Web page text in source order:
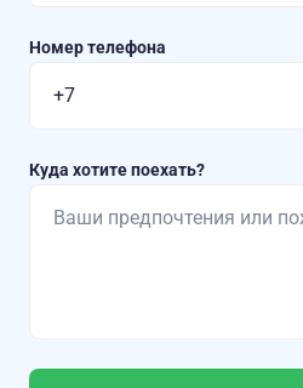
Номер телефона
Куда хотите поехать?